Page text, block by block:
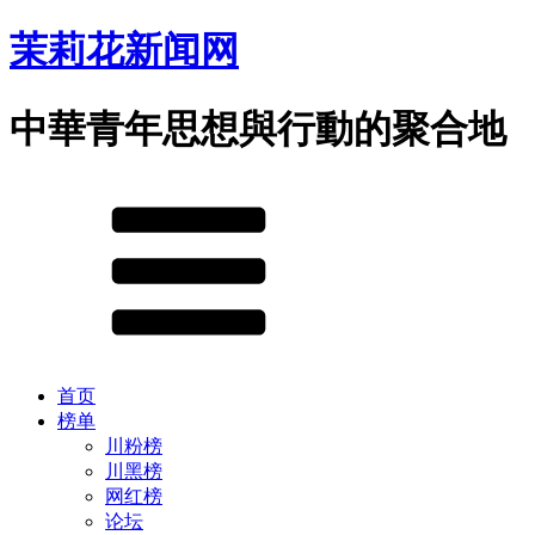
茉莉花新闻网
中華青年思想與行動的聚合地
首页
榜单
川粉榜
川黑榜
网红榜
论坛